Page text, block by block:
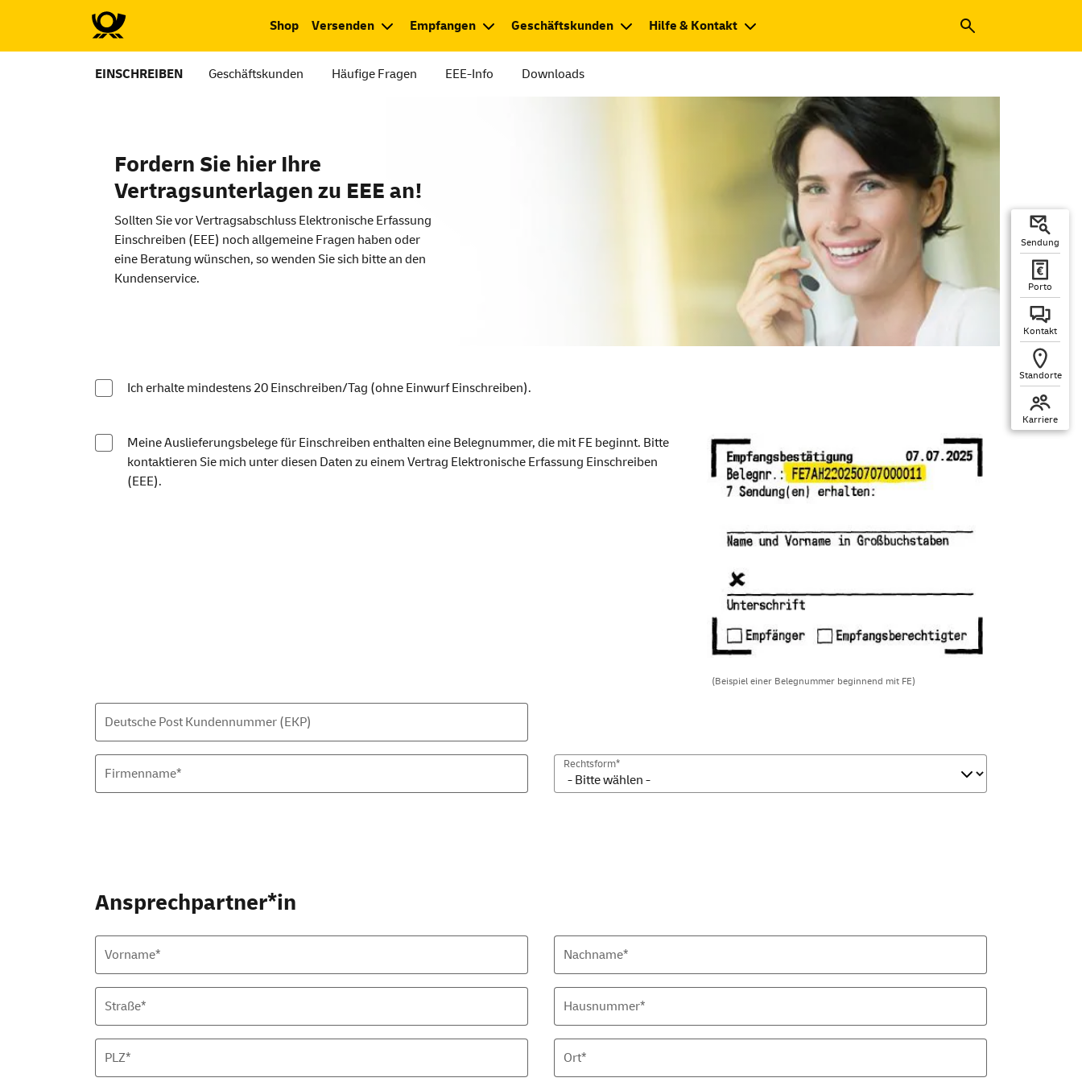
Shop Versenden Empfangen Geschäftskunden Hilfe & Kontakt
EINSCHREIBEN Geschäftskunden Häufige Fragen EEE-Info Downloads
Sendung
Porto
Kontakt
Standorte
Karriere
Fordern Sie hier Ihre
Vertragsunterlagen zu EEE an!
Sollten Sie vor Vertragsabschluss Elektronische Erfassung
Einschreiben (EEE) noch allgemeine Fragen haben oder
eine Beratung wünschen, so wenden Sie sich bitte an den
Kundenservice.
Ich erhalte mindestens 20 Einschreiben/Tag (ohne Einwurf Einschreiben).
Meine Auslieferungsbelege für Einschreiben enthalten eine Belegnummer, die mit FE beginnt. Bitte
kontaktieren Sie mich unter diesen Daten zu einem Vertrag Elektronische Erfassung Einschreiben
(EEE).
(Beispiel einer Belegnummer beginnend mit FE)
Deutsche Post Kundennummer (EKP)
Firmenname*
Rechtsform*
Ansprechpartner*in
Vorname* Nachname*
Straße* Hausnummer*
PLZ* Ort*